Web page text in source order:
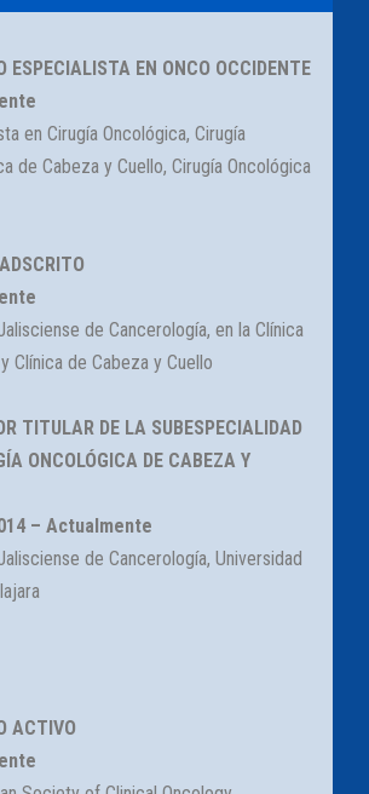
ESPECIALISTA EN ONCO OCCIDENTE
en Cirugía Oncológica, Cirugía
de Cabeza y Cuello, Cirugía Oncológica
de Cancerología, en la Clínica
Clínica de Cabeza y Cuello
TITULAR DE LA SUBESPECIALIDAD
ONCOLÓGICA DE CABEZA Y
– Actualmente
de Cancerología, Universidad
ACTIVO